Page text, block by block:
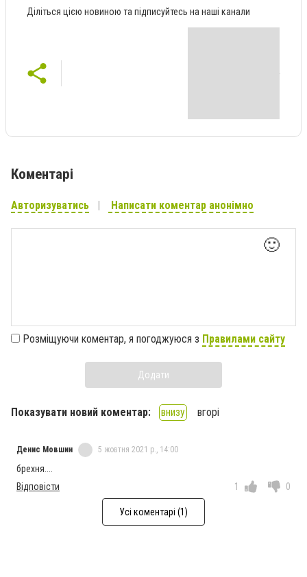
Діліться цією новиною та підписуйтесь на наші канали
Коментарі
Авторизуватись Написати коментар анонімно
🙂
Розміщуючи коментар, я погоджуюся з Правилами сайту
Додати
Показувати новий коментар: внизу вгорі
Денис Мовшин 5 жовтня 2021 р., 14:00
брехня....
Відповісти
1 0
Усі коментарі (1)